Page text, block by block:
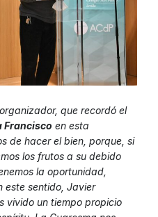
que recordó el
Francisco en esta
de hacer el bien, porque, si
los frutos a su debido
la oportunidad,
este sentido, Javier
vivido un tiempo propicio